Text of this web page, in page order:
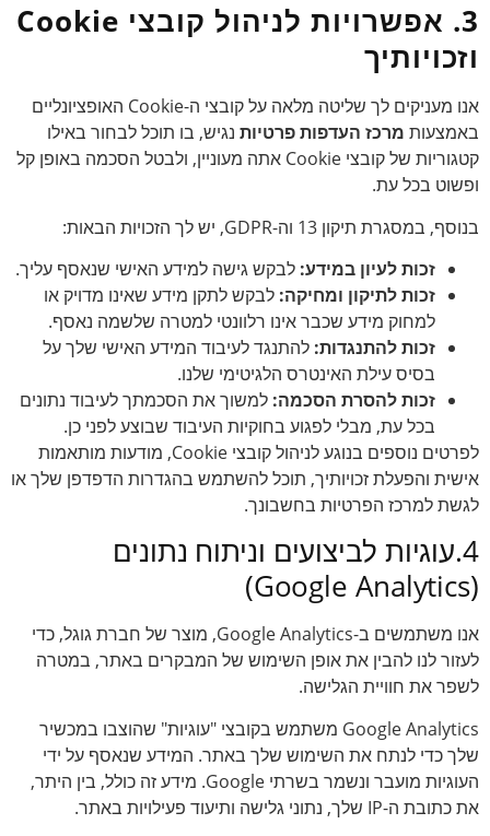
3. אפשרויות לניהול קובצי Cookie
וזכויותיך
אנו מעניקים לך שליטה מלאה על קובצי ה-Cookie האופציונליים
באמצעות מרכז העדפות פרטיות נגיש, בו תוכל לבחור באילו
קטגוריות של קובצי Cookie אתה מעוניין, ולבטל הסכמה באופן קל
ופשוט בכל עת.
בנוסף, במסגרת תיקון 13 וה-GDPR, יש לך הזכויות הבאות:
זכות לעיון במידע: לבקש גישה למידע האישי שנאסף עליך.
זכות לתיקון ומחיקה: לבקש לתקן מידע שאינו מדויק או
למחוק מידע שכבר אינו רלוונטי למטרה שלשמה נאסף.
זכות להתנגדות: להתנגד לעיבוד המידע האישי שלך על
בסיס עילת האינטרס הלגיטימי שלנו.
זכות להסרת הסכמה: למשוך את הסכמתך לעיבוד נתונים
בכל עת, מבלי לפגוע בחוקיות העיבוד שבוצע לפני כן.
לפרטים נוספים בנוגע לניהול קובצי Cookie, מודעות מותאמות
אישית והפעלת זכויותיך, תוכל להשתמש בהגדרות הדפדפן שלך או
לגשת למרכז הפרטיות בחשבונך.
4.עוגיות לביצועים וניתוח נתונים
(Google Analytics)
אנו משתמשים ב-Google Analytics, מוצר של חברת גוגל, כדי
לעזור לנו להבין את אופן השימוש של המבקרים באתר, במטרה
לשפר את חוויית הגלישה.
Google Analytics משתמש בקובצי "עוגיות" שהוצבו במכשיר
שלך כדי לנתח את השימוש שלך באתר. המידע שנאסף על ידי
העוגיות מועבר ונשמר בשרתי Google. מידע זה כולל, בין היתר,
את כתובת ה-IP שלך, נתוני גלישה ותיעוד פעילויות באתר.